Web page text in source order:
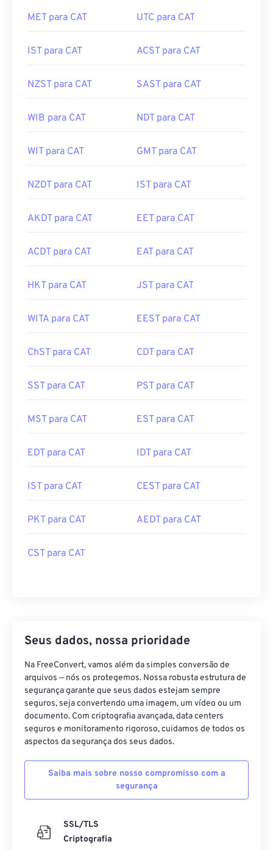
MET para CAT UTC para CAT
IST para CAT ACST para CAT
NZST para CAT SAST para CAT
WIB para CAT NDT para CAT
WIT para CAT GMT para CAT
NZDT para CAT IST para CAT
AKDT para CAT EET para CAT
ACDT para CAT EAT para CAT
HKT para CAT JST para CAT
WITA para CAT EEST para CAT
ChST para CAT CDT para CAT
SST para CAT PST para CAT
MST para CAT EST para CAT
EDT para CAT IDT para CAT
IST para CAT CEST para CAT
PKT para CAT AEDT para CAT
CST para CAT
Seus dados, nossa prioridade
Na FreeConvert, vamos além da simples conversão de
arquivos — nós os protegemos. Nossa robusta estrutura de
segurança garante que seus dados estejam sempre
seguros, seja convertendo uma imagem, um vídeo ou um
documento. Com criptografia avançada, data centers
seguros e monitoramento rigoroso, cuidamos de todos os
aspectos da segurança dos seus dados.
Saiba mais sobre nosso compromisso com a
segurança
SSL/TLS
Criptografia